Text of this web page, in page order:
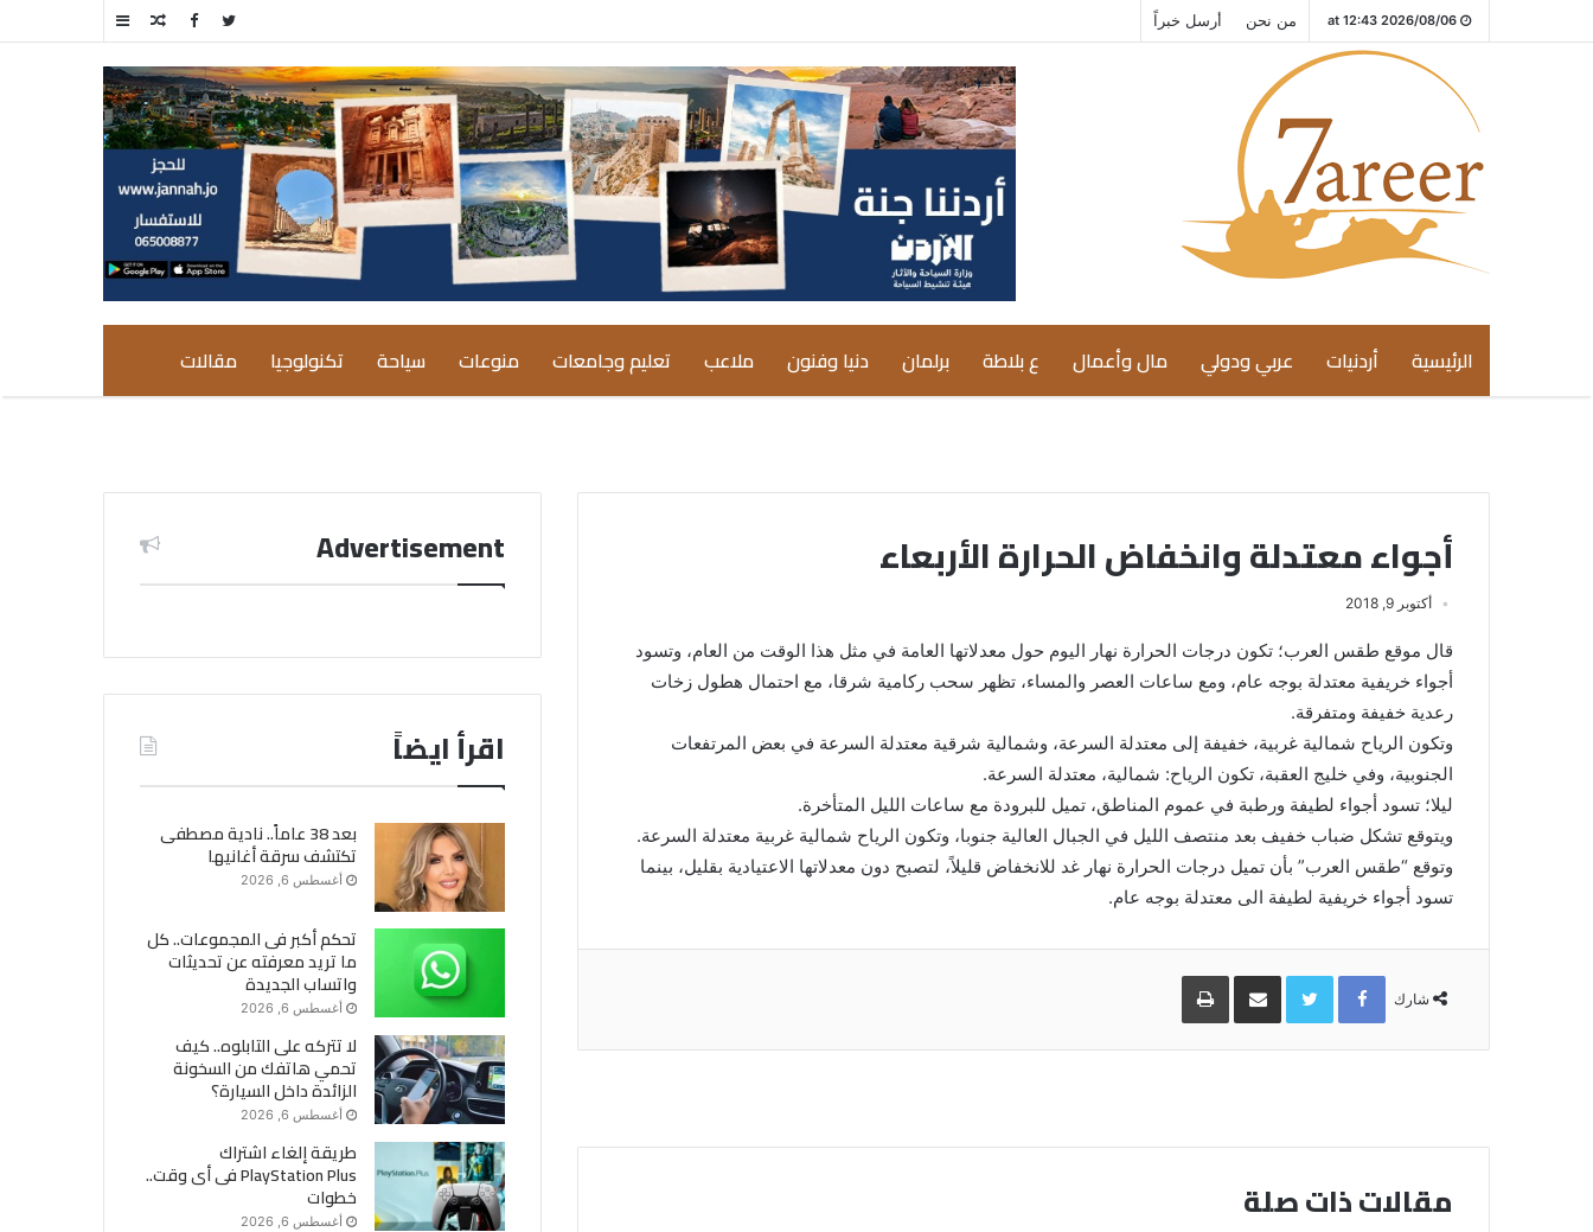
2026/08/06 at 12:43 من نحن أرسل خبراً إضافة
جانبي
مقال
الرئيسية أردنيات عربي ودولي مال وأعمال ع بلاطة برلمان دنيا وفنون ملاعب تعليم وجامعات منوعات سياحة تكنولوجيا مقالات
أجواء معتدلة وانخفاض الحرارة الأربعاء
أكتوبر 9, 2018
قال موقع طقس العرب؛ تكون درجات الحرارة نهار اليوم حول معدلاتها العامة في مثل هذا الوقت من العام، وتسود
أجواء خريفية معتدلة بوجه عام، ومع ساعات العصر والمساء، تظهر سحب ركامية شرقا، مع احتمال هطول زخات
رعدية خفيفة ومتفرقة.
وتكون الرياح شمالية غربية، خفيفة إلى معتدلة السرعة، وشمالية شرقية معتدلة السرعة في بعض المرتفعات
الجنوبية، وفي خليج العقبة، تكون الرياح: شمالية، معتدلة السرعة.
ليلا؛ تسود أجواء لطيفة ورطبة في عموم المناطق، تميل للبرودة مع ساعات الليل المتأخرة.
ويتوقع تشكل ضباب خفيف بعد منتصف الليل في الجبال العالية جنوبا، وتكون الرياح شمالية غربية معتدلة السرعة.
وتوقع “طقس العرب” بأن تميل درجات الحرارة نهار غد للانخفاض قليلاً، لتصبح دون معدلاتها الاعتيادية بقليل، بينما
تسود أجواء خريفية لطيفة الى معتدلة بوجه عام.
شارك
Facebook
Twitterمشاركة
البريد
طباعة
مقالات ذات صلة
Advertisement
اقرأ ايضاً
بعد 38 عاماً.. نادية مصطفى
تكتشف سرقة أغانيها
أغسطس 6, 2026
تحكم أكبر فى المجموعات.. كل
ما تريد معرفته عن تحديثات
واتساب الجديدة
أغسطس 6, 2026
لا تتركه على التابلوه.. كيف
تحمي هاتفك من السخونة
الزائدة داخل السيارة؟
أغسطس 6, 2026
طريقة إلغاء اشتراك
PlayStation Plus فى أى وقت..
خطوات
أغسطس 6, 2026